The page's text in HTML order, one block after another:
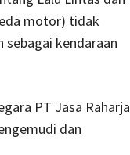
motor) tidak
kendaraan
PT Jasa Raharja
dan